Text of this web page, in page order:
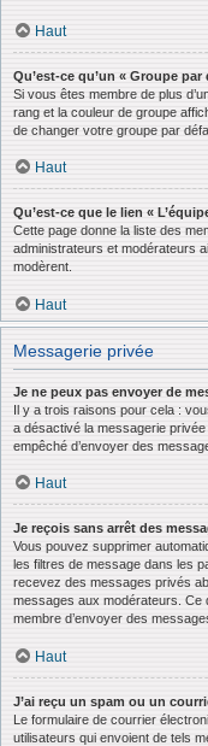
Haut
Qu’est-ce qu’un « Groupe par
Si vous êtes membre de plus
rang et la couleur de groupe
de changer votre groupe par
Haut
Qu’est-ce que le lien «
Cette page donne la liste des
administrateurs et modérateurs
modèrent.
Haut
Messagerie privée
Je ne peux pas envoyer de
Il y a trois raisons pour cela :
a désactivé la messagerie privée
empêché d’envoyer des
Haut
Je reçois sans arrêt des
Vous pouvez supprimer
les filtres de message dans les
recevez des messages privés
messages aux modérateurs. Ce
membre d’envoyer des
Haut
J’ai reçu un spam ou un
Le formulaire de courrier
utilisateurs qui envoient de tels